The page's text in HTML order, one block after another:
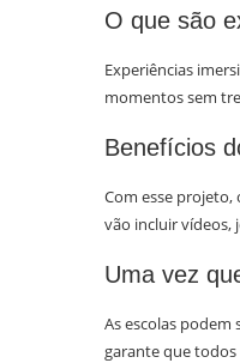
O que são
Experiências
momentos sem
Benefícios
Com esse projeto,
vão incluir vídeos,
Uma vez
As escolas podem
garante que todos